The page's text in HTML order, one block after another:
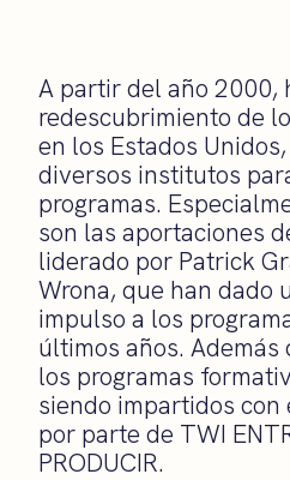
A partir del año 2000,
redescubrimiento de
en los Estados
diversos institutos
programas.
son las aportaciones
liderado por Patrick
Wrona, que han dado
impulso a los
últimos años.
los programas
siendo impartidos con
por parte de TWI
PRODUCIR.